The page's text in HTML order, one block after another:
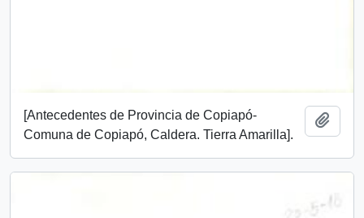
[Antecedentes de Provincia de Copiapó-
Comuna de Copiapó, Caldera. Tierra Amarilla].